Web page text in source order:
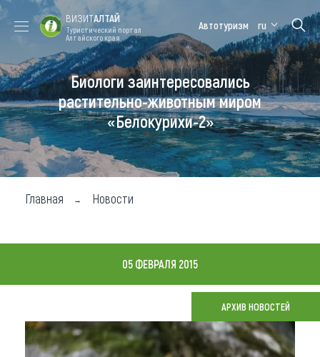
Форум VISIT
Цветение
маральника
Медицинский
форум
Алтайская
зимовка
Туры
Где побывать
Чем заняться
Карта
Что привезти (сувениры)
ВИЗИТАЛТАЙ
Туристический портал
Алтайского края
Автотуризм ru
Биологи заинтересовались
растительно-животным миром
«Белокурихи-2»
Главная Новости
05 ФЕВРАЛЯ 2015
АРХИВ НОВОСТЕЙ